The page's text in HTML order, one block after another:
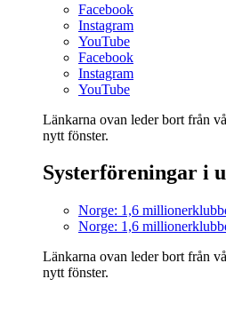
Facebook
Instagram
YouTube
Facebook
Instagram
YouTube
Länkarna ovan leder bort från
nytt fönster.
Systerföreningar i
Norge: 1,6
Norge: 1,6
Länkarna ovan leder bort från
nytt fönster.